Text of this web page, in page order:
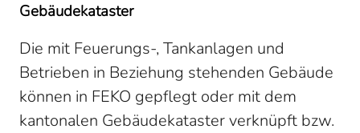
Gebäudekataster
Die mit Feuerungs-, Tankanlagen und
Betrieben in Beziehung stehenden Gebäude
können in FEKO gepflegt oder mit dem
kantonalen Gebäudekataster verknüpft bzw.